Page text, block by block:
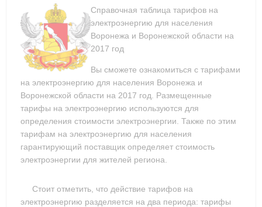
Справочная таблица тарифов на
электроэнергию для населения
Воронежа и Воронежской области на
2017 год
Вы сможете ознакомиться с тарифами
на электроэнергию для населения Воронежа и
Воронежской области на 2017 год. Размещенные
тарифы на электроэнергию используются для
определения стоимости электроэнергии. Также по этим
тарифам на электроэнергию для населения
гарантирующий поставщик определяет стоимость
электроэнергии для жителей региона.
Стоит отметить, что действие тарифов на
электроэнергию разделяется на два периода: тарифы